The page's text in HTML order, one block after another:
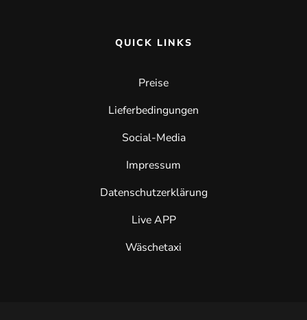
QUICK LINKS
Preise
Lieferbedingungen
Social-Media
Impressum
Datenschutzerklärung
Live APP
Wäschetaxi